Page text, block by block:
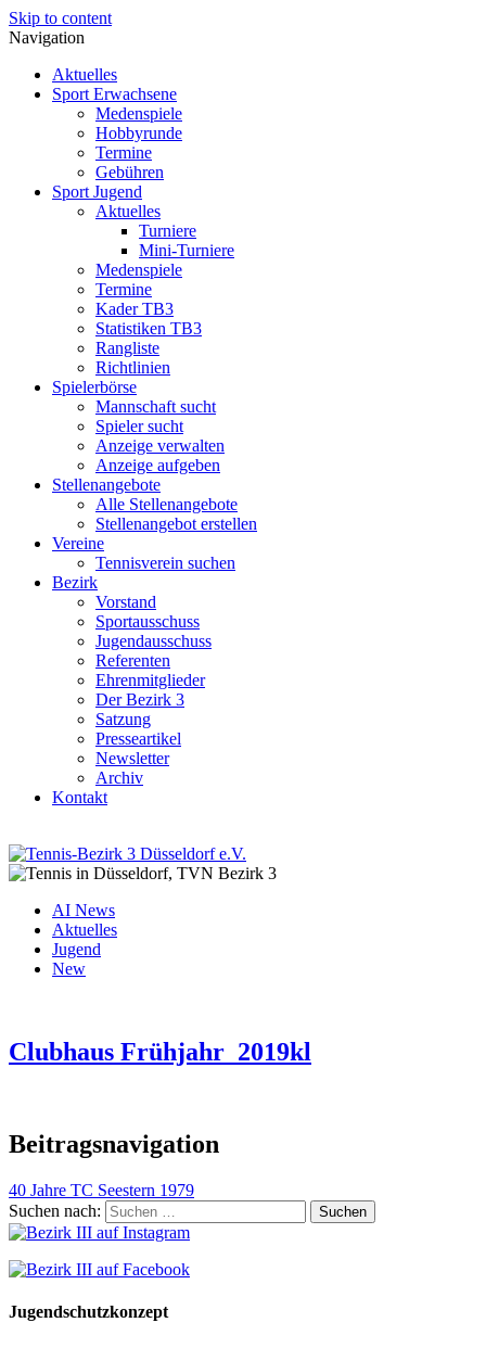
Skip to content
Navigation
Aktuelles
Sport Erwachsene
Medenspiele
Hobbyrunde
Termine
Gebühren
Sport Jugend
Aktuelles
Turniere
Mini-Turniere
Medenspiele
Termine
Kader TB3
Statistiken TB3
Rangliste
Richtlinien
Spielerbörse
Mannschaft sucht
Spieler sucht
Anzeige verwalten
Anzeige aufgeben
Stellenangebote
Alle Stellenangebote
Stellenangebot erstellen
Vereine
Tennisverein suchen
Bezirk
Vorstand
Sportausschuss
Jugendausschuss
Referenten
Ehrenmitglieder
Der Bezirk 3
Satzung
Presseartikel
Newsletter
Archiv
Kontakt
AI News
Aktuelles
Jugend
New
Clubhaus Frühjahr_2019kl
Beitragsnavigation
40 Jahre TC Seestern 1979
Suchen nach:
Jugendschutzkonzept